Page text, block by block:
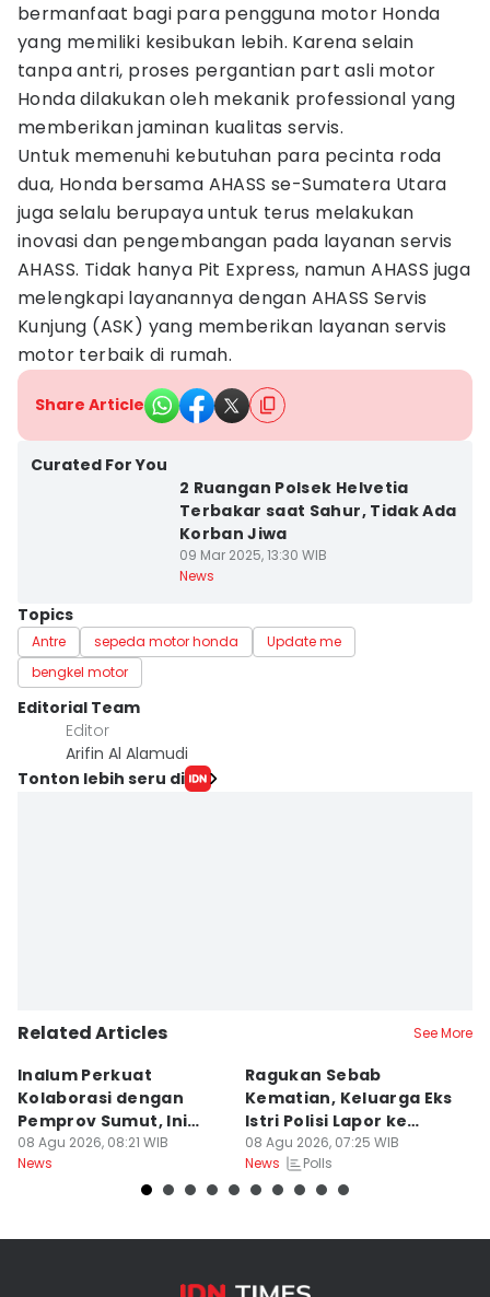
bermanfaat bagi para pengguna motor Honda
yang memiliki kesibukan lebih. Karena selain
tanpa antri, proses pergantian part asli motor
Honda dilakukan oleh mekanik professional yang
memberikan jaminan kualitas servis.
Untuk memenuhi kebutuhan para pecinta roda
dua, Honda bersama AHASS se-Sumatera Utara
juga selalu berupaya untuk terus melakukan
inovasi dan pengembangan pada layanan servis
AHASS. Tidak hanya Pit Express, namun AHASS juga
melengkapi layanannya dengan AHASS Servis
Kunjung (ASK) yang memberikan layanan servis
motor terbaik di rumah.
Share Article
Curated For You
2 Ruangan Polsek Helvetia
Terbakar saat Sahur, Tidak Ada
Korban Jiwa
09 Mar 2025, 13:30 WIB
News
Topics
Antre sepeda motor honda
Update me
bengkel motor
Editorial Team
Editor
Arifin Al Alamudi
Tonton lebih seru di
Related Articles See More
Inalum Perkuat
Kolaborasi dengan
Pemprov Sumut, Ini
Programnya
08 Agu 2026, 08:21 WIB
News
Ragukan Sebab
Kematian, Keluarga Eks
Istri Polisi Lapor ke
Polda
08 Agu 2026, 07:25 WIB
News
Polls